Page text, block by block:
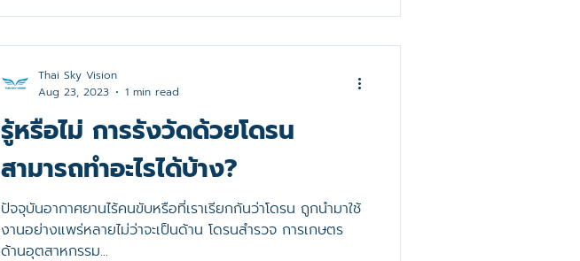
รู้หรือไม่ การรังวัดด้วยโดรน
สามารถทำอะไรได้บ้าง?
ปัจจุบันอากาศยานไร้คนขับหรือที่เราเรียกกันว่าโดรน ถูกนำมาใช้
งานอย่างแพร่หลายไม่ว่าจะเป็นด้าน โดรนสำรวจ การเกษตร
ด้านอุตสาหกรรม...
Thai Sky Vision
Aug 23, 2023
1 min read